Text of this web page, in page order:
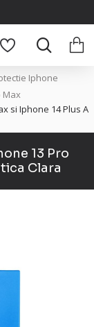
Iphone
Max
si Iphone 14 Plus A
13 Pro
Clara